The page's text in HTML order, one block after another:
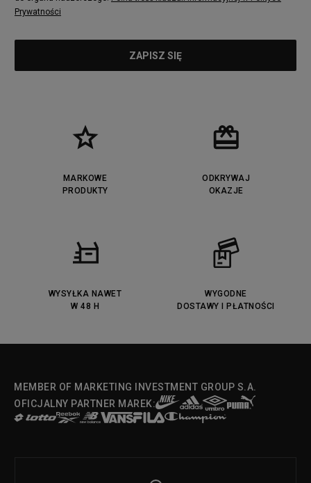
Prywatności
MARKOWE
PRODUKTY
ODKRYWAJ
OKAZJE
WYSYŁKA NAWET
W 48 H
WYGODNE
DOSTAWY I PŁATNOŚCI
MEMBER OF MARKETING INVESTMENT GROUP S.A.
OFICJALNY PARTNER MAREK: